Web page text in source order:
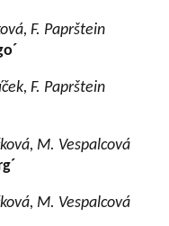
F. Paprštein
F. Paprštein
M. Vespalcová
M. Vespalcová